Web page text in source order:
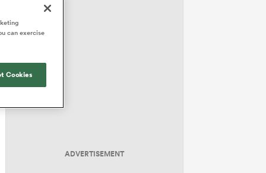
ADVERTISEMENT
can exercise
Cookies